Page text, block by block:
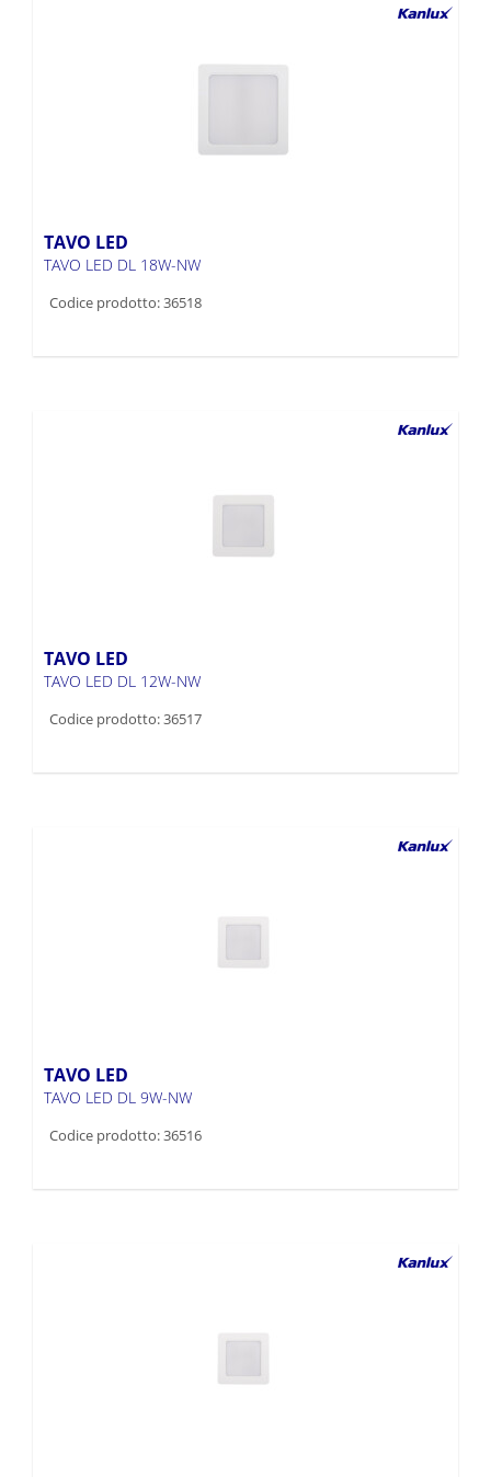
TAVO LED
TAVO LED DL 18W-NW
Codice prodotto: 36518
TAVO LED
TAVO LED DL 12W-NW
Codice prodotto: 36517
TAVO LED
TAVO LED DL 9W-NW
Codice prodotto: 36516